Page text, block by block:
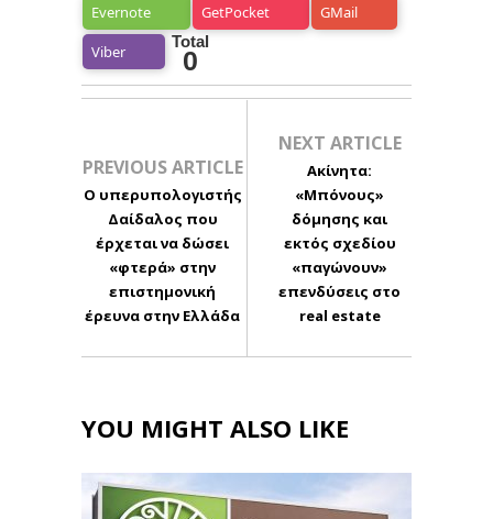
Evernote GetPocket GMail
Viber
Total
0
PREVIOUS ARTICLE
Ο υπερυπολογιστής
Δαίδαλος που
έρχεται να δώσει
«φτερά» στην
επιστημονική
έρευνα στην Ελλάδα
NEXT ARTICLE
Ακίνητα:
«Μπόνους»
δόμησης και
εκτός σχεδίου
«παγώνουν»
επενδύσεις στο
real estate
YOU MIGHT ALSO LIKE